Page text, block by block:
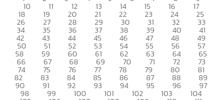
10 11 12 13 14 15 16 17
18 19 20 21 22 23 24 25
26 27 28 29 30 31 32 33
34 35 36 37 38 39 40 41
42 43 44 45 46 47 48 49
50 51 52 53 54 55 56 57
58 59 60 61 62 63 64 65
66 67 68 69 70 71 72 73
74 75 76 77 78 79 80 81
82 83 84 85 86 87 88 89
90 91 92 93 94 95 96 97
98 99 100 101 102 103 104